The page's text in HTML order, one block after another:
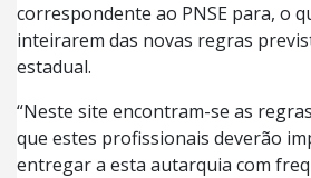
correspondente ao PNSE para, o
inteirarem das novas regras
estadual.
“Neste site encontram-se as
que estes profissionais deverão
entregar a esta autarquia com